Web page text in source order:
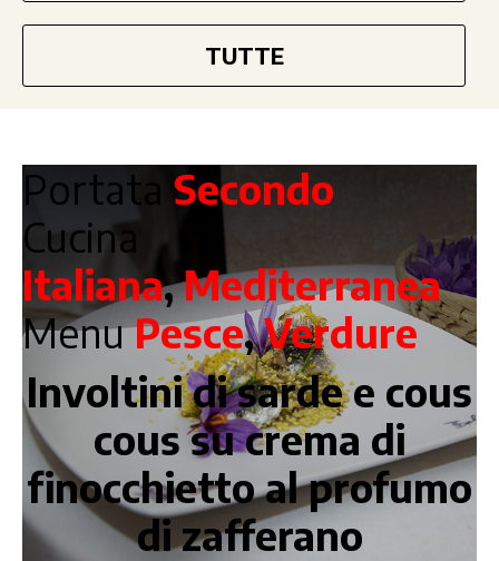
TUTTE
Portata Secondo
Cucina
Italiana,Mediterranea
MenuPesce,Verdure
Involtini di sarde e cous
cous su crema di
finocchietto al profumo
di zafferano